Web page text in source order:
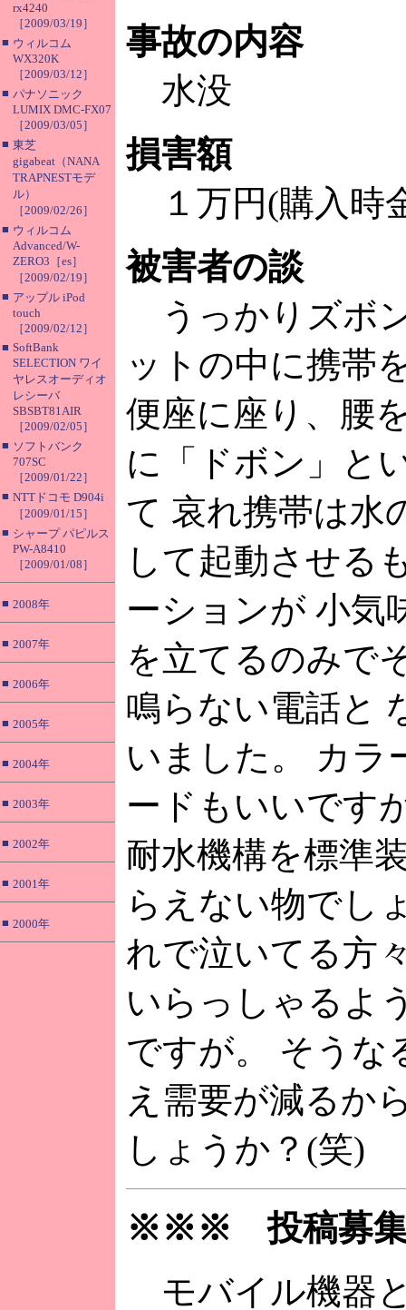
rx4240
［2009/03/19］
■ ウィルコム
WX320K
［2009/03/12］
■ パナソニック
LUMIX DMC-FX07
［2009/03/05］
■ 東芝
gigabeat（NANA
TRAPNESTモデ
ル）
［2009/02/26］
■ ウィルコム
Advanced/W-
ZERO3［es］
［2009/02/19］
■ アップル iPod
touch
［2009/02/12］
■ SoftBank
SELECTION ワイ
ヤレスオーディオ
レシーバ
SBSBT81AIR
［2009/02/05］
■ ソフトバンク
707SC
［2009/01/22］
■ NTTドコモ D904i
［2009/01/15］
■ シャープ パピルス
PW-A8410
［2009/01/08］
■ 2008年
■ 2007年
■ 2006年
■ 2005年
■ 2004年
■ 2003年
■ 2002年
■ 2001年
■ 2000年
事故の内容
水没
損害額
１万円(購入時
被害者の談
うっかりズボ
ットの中に携帯
便座に座り、腰
に「ドボン」と
て 哀れ携帯は水
して起動させる
ーションが 小気
を立てるのみで
鳴らない電話と
いました。 カラ
ードもいいです
耐水機構を標準
らえない物でし
れで泣いてる方
いらっしゃるよ
ですが。 そうな
え需要が減るか
しょうか？(笑)
※※※ 投稿募
モバイル機器